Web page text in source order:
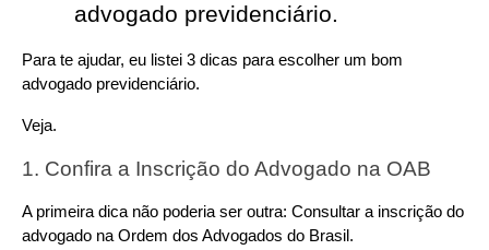
advogado previdenciário.
Para te ajudar, eu listei 3 dicas para escolher um bom
advogado previdenciário.
Veja.
1. Confira a Inscrição do Advogado na OAB
A primeira dica não poderia ser outra: Consultar a inscrição do
advogado na Ordem dos Advogados do Brasil.